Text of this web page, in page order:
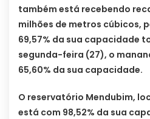
também está recebendo
milhões de metros cúbicos,
69,57% da sua capacidade
segunda-feira (27), o
65,60% da sua capacidade.
O reservatório Mendubim,
está com 98,52% da sua